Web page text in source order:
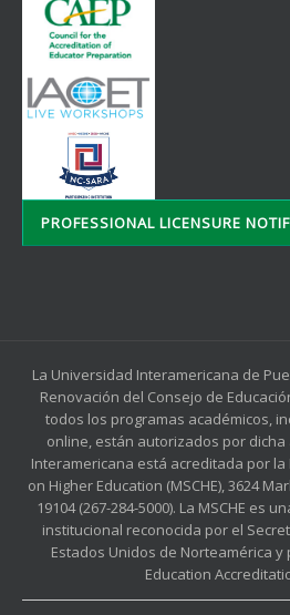
PROFESSIONAL LICENSURE
La Universidad Interamericana de
Renovación del Consejo de
todos los programas académicos,
online, están autorizados por dicha
Interamericana está acreditada por la
on Higher Education (MSCHE), 3624
19104 (267-284-5000). La MSCHE es
institucional reconocida por el
Estados Unidos de Norteamérica y
Education